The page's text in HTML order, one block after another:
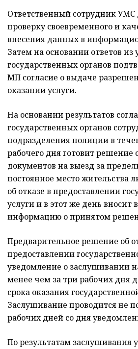
Ответственный сотрудник УМС
проверку своевременного и
внесения данных в
Затем на основании ответов
государственных органов
МП согласие о выдаче
оказании услуги.
На основании результатов
государственных органов
подразделения полиции в
рабочего дня готовит
документов на выезд за
постоянное место жительства
об отказе в предоставлении
услуги и в этот же день
информацию о принятом
Предварительное решение об
предоставлении
уведомление о заслушивании
менее чем за три рабочих дня
срока оказания
Заслушивание проводится не
рабочих дней со дня
По результатам заслушивания